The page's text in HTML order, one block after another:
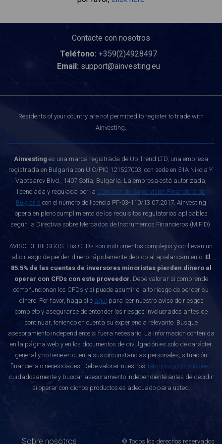
Contacte con nosotros
Teléfono: +359(2)4928497
Email: support@ainvesting.eu
Residents of your country are not permitted to register to trade with
Ainvesting.
Ainvesting es una marca registrada de Up Trend LTD, una empresa
registrada en Bulgaria con UIC/PIC 121527003, con sede en 51A Nikola Y.
Vaptsarov Blvd., 1407 Sofía, Bulgaria. La empresa está autorizada,
licenciada y regulada por la Comisión de Supervisión Financiera de
Bulgaria con el número de licencia РГ-03-110/13.07.2017. Ainvesting
opera en pleno cumplimiento de los requisitos regulatorios aplicables
según la Directiva sobre Mercados de Instrumentos Financieros (MiFID).
AVISO DE RIESGOS: Los CFDs son instrumentos complejos y conllevan un
alto riesgo de perder dinero rápidamente debido al apalancamiento. El
85.5% de las cuentas de inversores minoristas pierden dinero al
operar con CFDs con este proveedor. Debe valorar si comprende
cómo funcionan los CFDs y si puede asumir el alto riesgo de perder su
dinero. Por favor, haga clic aquípara leer nuestro aviso de riesgos
completo y asegurarse de entender los riesgos involucrados antes de
continuar, teniendo en cuenta su experiencia relevante. Busque
asesoramiento independiente si fuera necesario. La información contenida
en la página web y en los documentos de divulgación es solo de carácter
general y no tiene en cuenta sus circunstancias personales, situación
financiera o necesidades. Debe valorar nuestros Términos y Condiciones
cuidadosamente y buscar asesoramiento independiente antes de decidir
si operar con dichos productos es adecuado para usted.
Sobre nosotros © Todos los derechos reservados